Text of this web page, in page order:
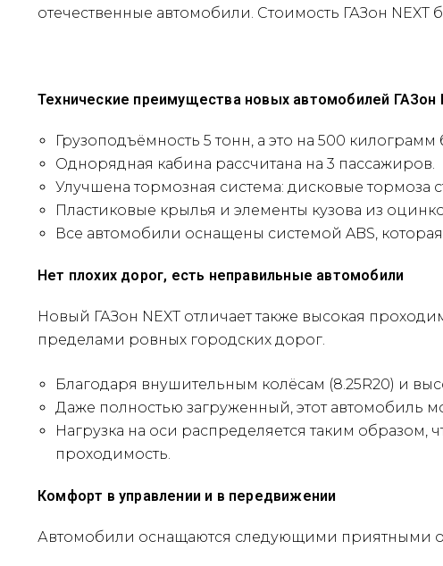
отечественные автомобили. Стоимость ГАЗон NEXT
Технические преимущества новых автомобилей ГАЗон
Грузоподъёмность 5 тонн, а это на 500 килограмм
Однорядная кабина рассчитана на 3 пассажиров.
Улучшена тормозная система: дисковые тормоза
Пластиковые крылья и элементы кузова из
Все автомобили оснащены системой ABS,
Нет плохих дорог, есть неправильные автомобили
Новый ГАЗон NEXT отличает также высокая
пределами ровных городских дорог.
Благодаря внушительным колёсам (8.25R20) и
Даже полностью загруженный, этот автомобиль
Нагрузка на оси распределяется таким образом,
проходимость.
Комфорт в управлении и в передвижении
Автомобили оснащаются следующими приятными